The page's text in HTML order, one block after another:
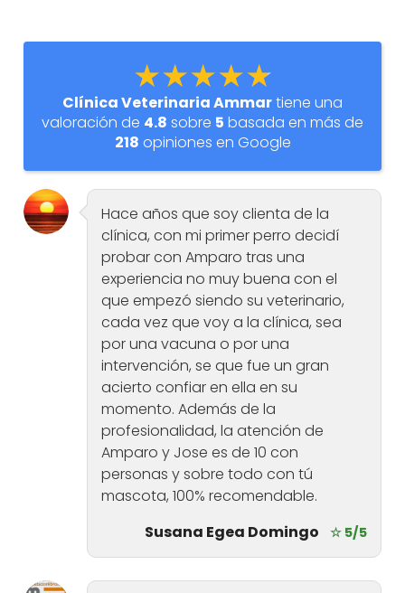
★★★★★
Clínica Veterinaria Ammartiene una
valoración de 4.8 sobre 5 basada en más de
218 opiniones en Google
Hace años que soy clienta de la
clínica, con mi primer perro decidí
probar con Amparo tras una
experiencia no muy buena con el
que empezó siendo su veterinario,
cada vez que voy a la clínica, sea
por una vacuna o por una
intervención, se que fue un gran
acierto confiar en ella en su
momento. Además de la
profesionalidad, la atención de
Amparo y Jose es de 10 con
personas y sobre todo con tú
mascota, 100% recomendable.
Susana Egea Domingo
☆ 5/5